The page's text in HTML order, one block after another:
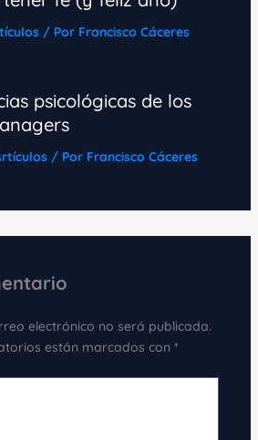
/ Por Francisco Cáceres
psicológicas de los
/ Por Francisco Cáceres
electrónico no será publicada.
están marcados con *